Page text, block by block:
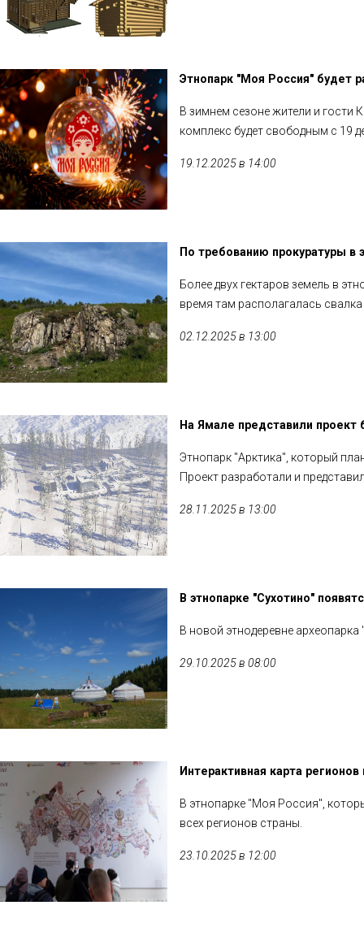
Этнопарк "Моя Россия" будет
В зимнем сезоне жители и гости
комплекс будет свободным с 19
19.12.2025 в 14:00
По требованию прокуратуры в
Более двух гектаров земель в
время там располагалась
02.12.2025 в 13:00
На Ямале представили проект
Этнопарк "Арктика", который
Проект разработали и
28.11.2025 в 13:00
В этнопарке "Сухотино"
В новой этнодеревне
29.10.2025 в 08:00
Интерактивная карта
В этнопарке "Моя Россия",
всех регионов страны.
23.10.2025 в 12:00